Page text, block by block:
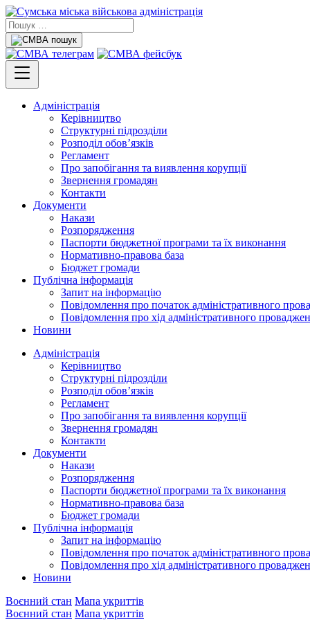
Адміністрація
Керівництво
Структурні підрозділи
Розподіл обов’язків
Регламент
Про запобігання та виявлення корупції
Звернення громадян
Контакти
Документи
Накази
Розпорядження
Паспорти бюджетної програми та їх виконання
Нормативно-правова база
Бюджет громади
Публічна інформація
Запит на інформацію
Повідомлення про початок адміністративного
Повідомлення про хід адміністративного
Новини
Адміністрація
Керівництво
Структурні підрозділи
Розподіл обов’язків
Регламент
Про запобігання та виявлення корупції
Звернення громадян
Контакти
Документи
Накази
Розпорядження
Паспорти бюджетної програми та їх виконання
Нормативно-правова база
Бюджет громади
Публічна інформація
Запит на інформацію
Повідомлення про початок адміністративного
Повідомлення про хід адміністративного
Новини
Воєнний стан Мапа укриттів
Воєнний стан Мапа укриттів